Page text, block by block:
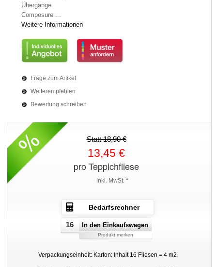
Übergänge
Composure ...
Weitere Informationen
Frage zum Artikel
Weiterempfehlen
Bewertung schreiben
Statt 18,90 €
13,45 €
pro Teppichfliese
inkl. MwSt. *
Bedarfsrechner
In den Einkaufswagen
Produkt merken
Verpackungseinheit: Karton: Inhalt 16 Fliesen = 4 m2